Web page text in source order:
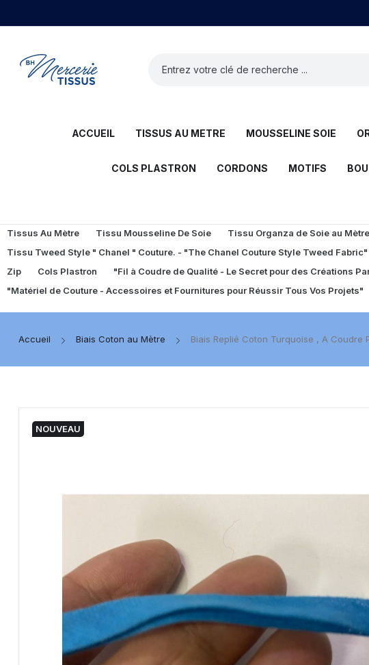
ACCUEIL TISSUS AU METRE MOUSSELINE SOIE
COLS PLASTRON CORDONS MOTIFS
Tissus Au Mètre Tissu Mousseline De Soie Tissu Organza de Soie au
Tissu Tweed Style " Chanel " Couture. - "The Chanel Couture Style Tweed Fabric"
Zip
Cols Plastron "Fil à Coudre de Qualité - Le Secret pour des Créations
"Matériel de Couture - Accessoires et Fournitures pour Réussir Tous Vos Projets"
Accueil Biais Coton au Mètre Biais Replié Coton Turquoise , A Coudre
NOUVEAU